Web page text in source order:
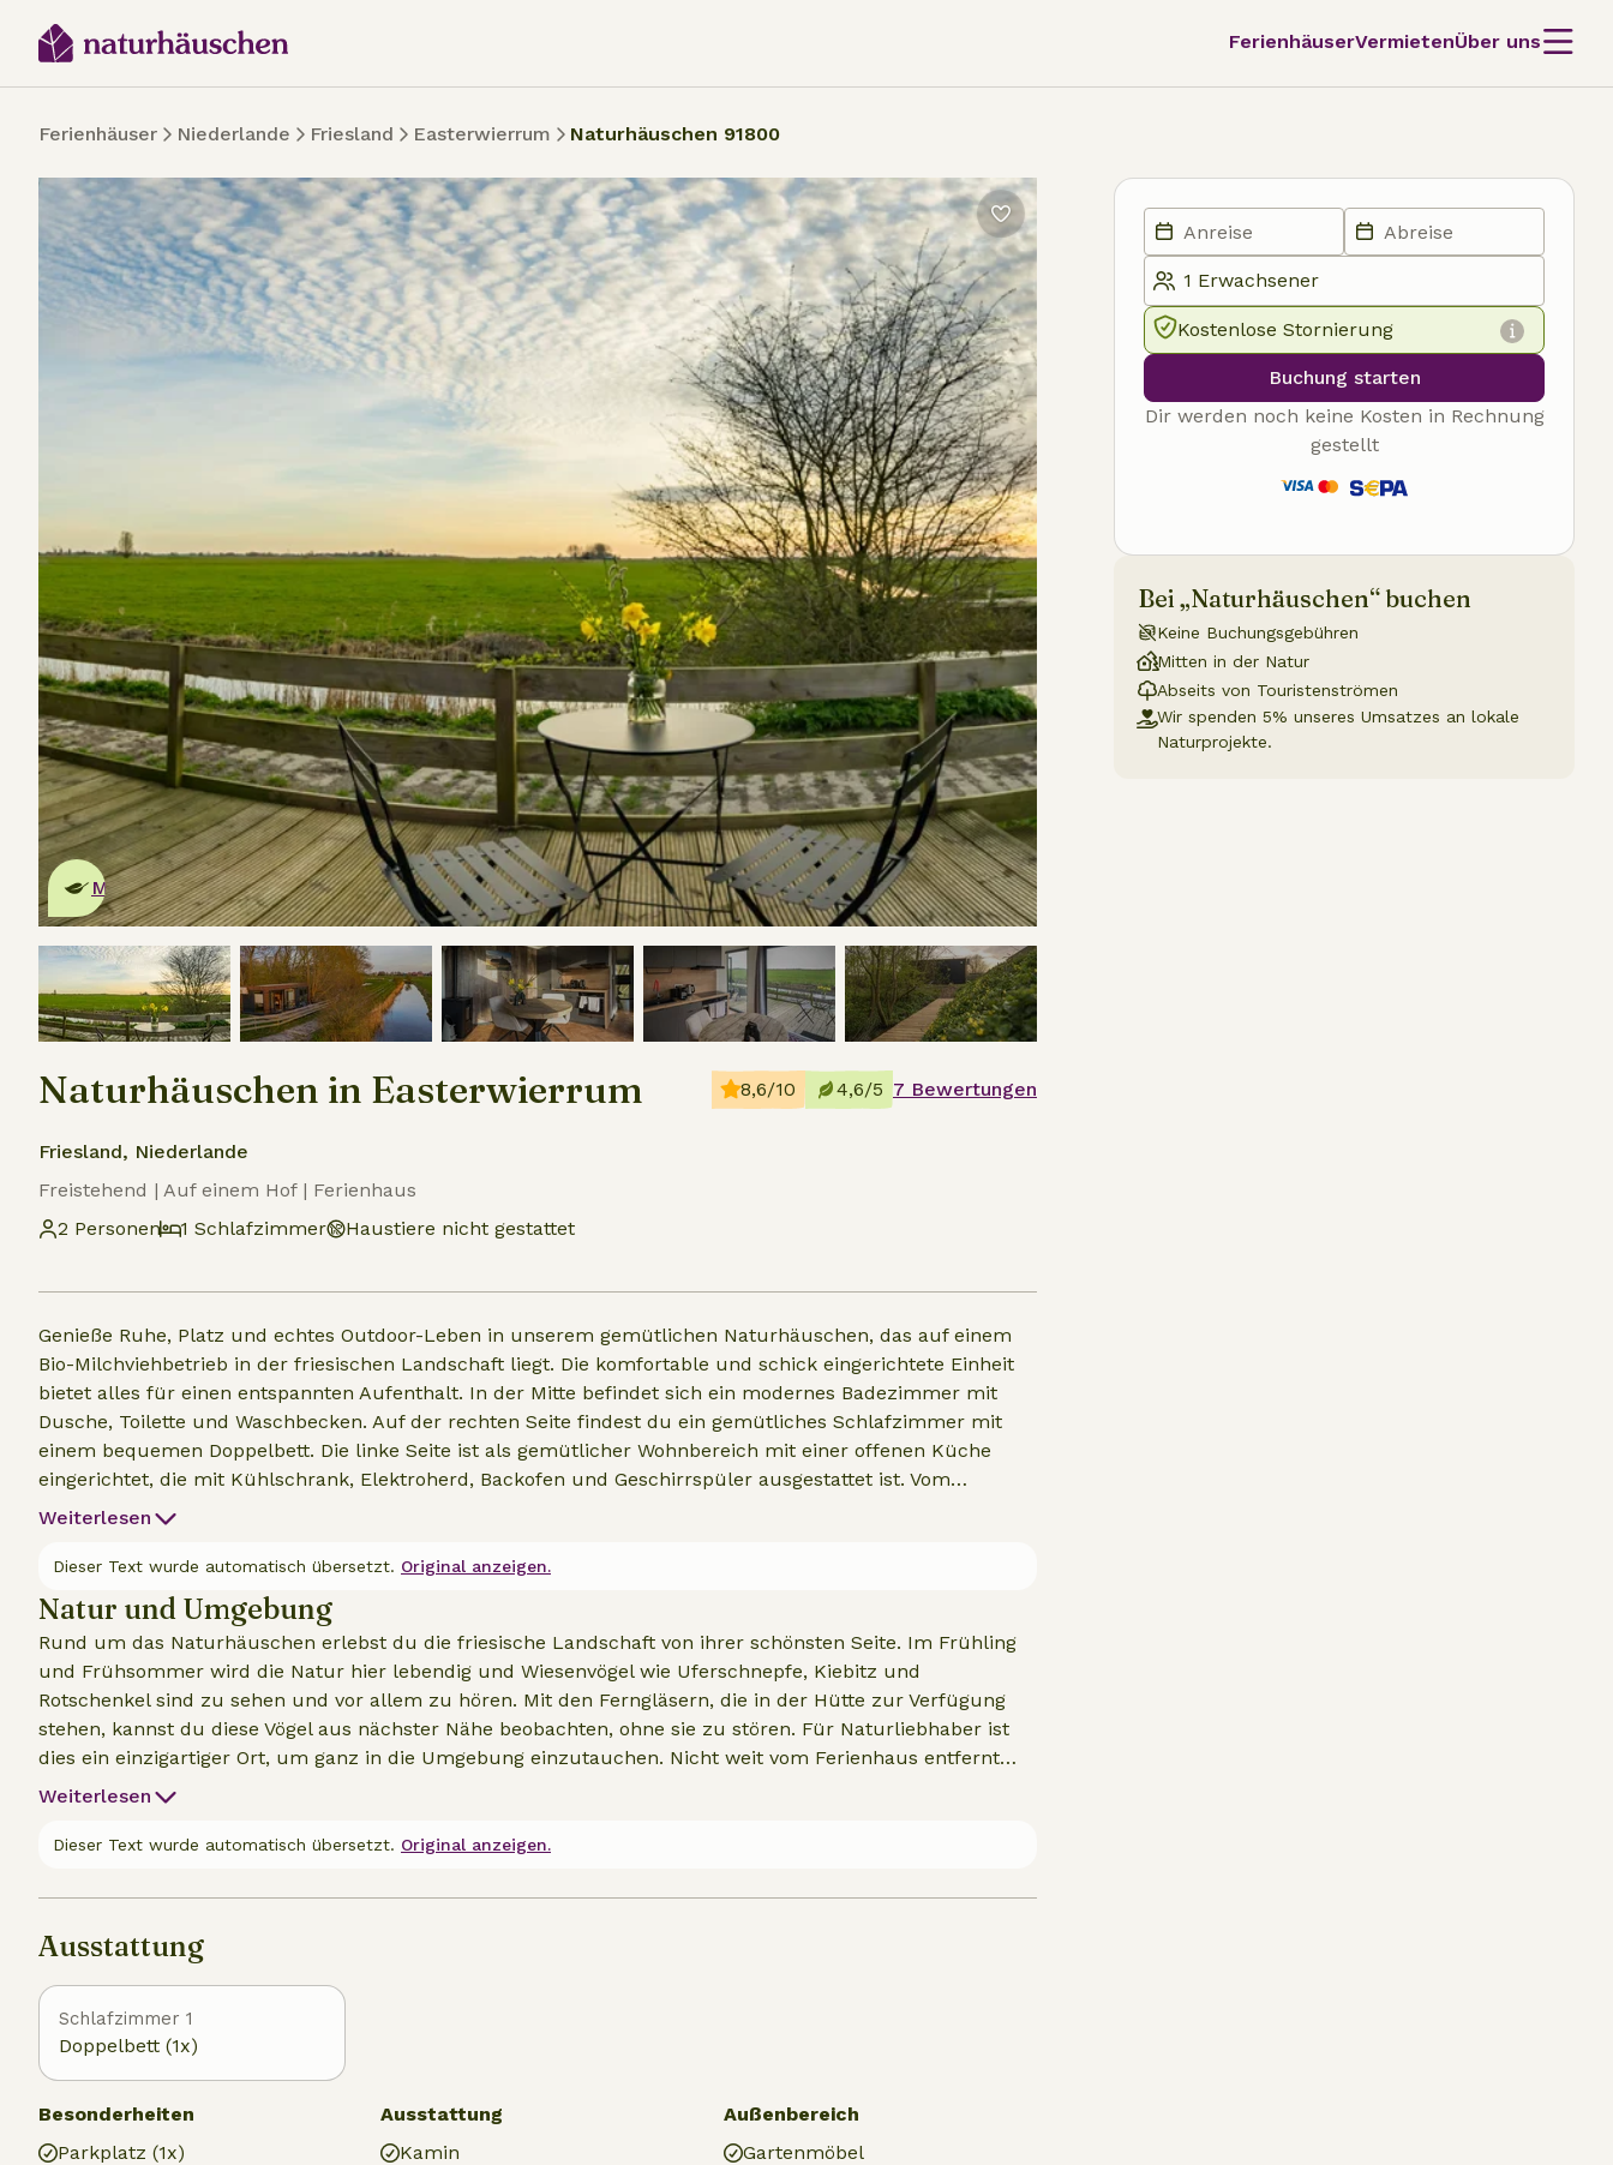
FerienhäuserVermietenÜber uns
Ferienhäuser Niederlande Friesland Easterwierrum Naturhäuschen 91800
Dies ist ein
umweltschonendes
Naturhäuschen
Mehr erfahren
Naturhäuschen in Easterwierrum
Friesland, Niederlande
Freistehend | Auf einem Hof | Ferienhaus
2 Personen
1 Schlafzimmer Haustiere nicht gestattet
8,6/10 4,6/5 7 Bewertungen
Genieße Ruhe, Platz und echtes Outdoor-Leben in unserem gemütlichen Naturhäuschen, das auf einem
Bio-Milchviehbetrieb in der friesischen Landschaft liegt. Die komfortable und schick eingerichtete Einheit
bietet alles für einen entspannten Aufenthalt. In der Mitte befindet sich ein modernes Badezimmer mit
Dusche, Toilette und Waschbecken. Auf der rechten Seite findest du ein gemütliches Schlafzimmer mit
einem bequemen Doppelbett. Die linke Seite ist als gemütlicher Wohnbereich mit einer offenen Küche
eingerichtet, die mit Kühlschrank, Elektroherd, Backofen und Geschirrspüler ausgestattet ist. Vom
Naturhäuschen aus hast du einen freien und weiten Blick auf die umliegenden Wiesen, wo du die Ruhe,
jede Jahreszeit geeignet: An kälteren Tagen sorgt der Pelletofen für angenehme Wärme, während die
Klimaanlage im Sommer für Kühle sorgt. Ein einzigartiger Ort, um im Rhythmus der Natur und des
Lebens auf dem Bauernhof völlig abzuschalten.
Weiterlesen
Dieser Text wurde automatisch übersetzt. Original anzeigen.
Natur und Umgebung
Rund um das Naturhäuschen erlebst du die friesische Landschaft von ihrer schönsten Seite. Im Frühling
und Frühsommer wird die Natur hier lebendig und Wiesenvögel wie Uferschnepfe, Kiebitz und
Rotschenkel sind zu sehen und vor allem zu hören. Mit den Ferngläsern, die in der Hütte zur Verfügung
stehen, kannst du diese Vögel aus nächster Nähe beobachten, ohne sie zu stören. Für Naturliebhaber ist
dies ein einzigartiger Ort, um ganz in die Umgebung einzutauchen. Nicht weit vom Ferienhaus entfernt
befindet sich der charakteristische Ald Toer, ein alter, freistehender Kirchturm auf einer Anhöhe. Dieser
Zeugnis der reichen Geschichte der Gegend. Der Turm ragt stattlich über die Wiesen und verleiht der
Hof eines Milchviehbetriebs. Während deines Aufenthalts wird hier weiter gearbeitet.
Weiterlesen
Dieser Text wurde automatisch übersetzt. Original anzeigen.
Ausstattung
Schlafzimmer 1
Doppelbett (1x)
Besonderheiten
Parkplatz (1x)
Ausstattung
Kamin
Außenbereich
Gartenmöbel
Kostenlose Stornierung
Buchung starten
Dir werden noch keine Kosten in Rechnung
gestellt
Bei „Naturhäuschen“ buchen
Keine Buchungsgebühren
Mitten in der Natur
Abseits von Touristenströmen
Wir spenden 5% unseres Umsatzes an lokale
Naturprojekte.